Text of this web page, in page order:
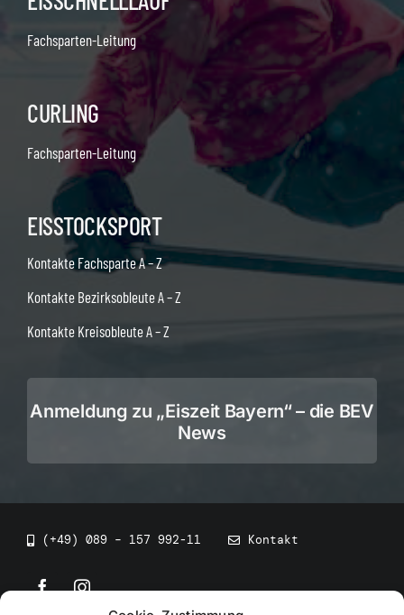
Fachsparten-Leitung
CURLING
Fachsparten-Leitung
EISSTOCKSPORT
Kontakte Fachsparte A – Z
Kontakte Bezirksobleute A – Z
Kontakte Kreisobleute A – Z
Anmeldung zu „Eiszeit Bayern“ – die BEV
News
(+49) 089 – 157 992-11 Kontakt